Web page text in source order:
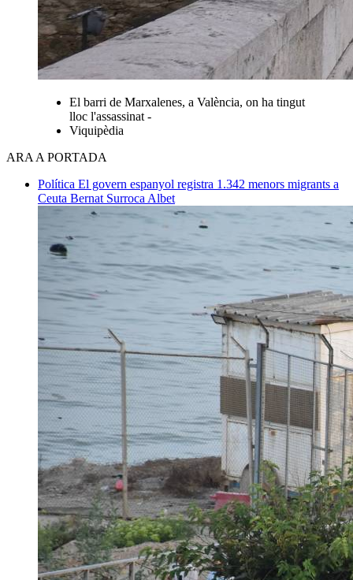
El barri de Marxalenes, a València, on ha tingut
lloc l'assassinat -
Viquipèdia
ARA A PORTADA
Política El govern espanyol registra 1.342 menors migrants a
Ceuta Bernat Surroca Albet